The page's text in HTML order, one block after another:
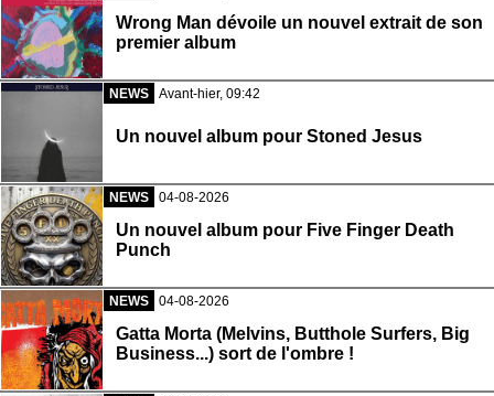
Wrong Man dévoile un nouvel extrait de son
premier album
NEWS Avant-hier, 09:42
Un nouvel album pour Stoned Jesus
NEWS 04-08-2026
Un nouvel album pour Five Finger Death
Punch
NEWS 04-08-2026
Gatta Morta (Melvins, Butthole Surfers, Big
Business...) sort de l'ombre !